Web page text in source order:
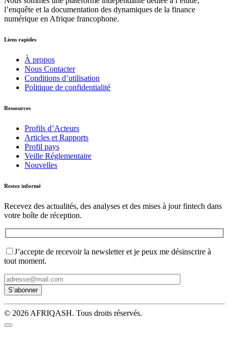
l’enquête et la documentation des dynamiques de la finance
numérique en Afrique francophone.
Liens rapides
À propos
Nous Contacter
Conditions d’utilisation
Politique de confidentialité
Ressources
Profils d’Acteurs
Articles et Rapports
Profil pays
Veille Réglementaire
Nouvelles
Restez informé
Recevez des actualités, des analyses et des mises à jour fintech dans
votre boîte de réception.
J’accepte de recevoir la newsletter et je peux me désinscrire à
tout moment.
© 2026 AFRIQASH. Tous droits réservés.